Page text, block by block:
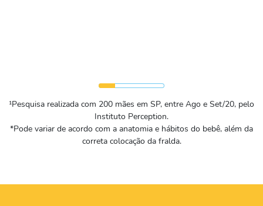
¹Pesquisa realizada com 200 mães em SP, entre Ago e Set/20, pelo
Instituto Perception.​
*Pode variar de acordo com a anatomia e hábitos do bebê, além da
correta colocação da fralda.